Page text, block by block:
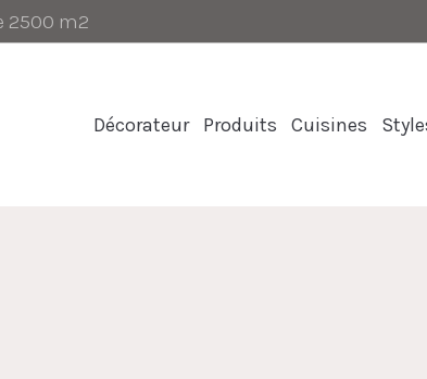
2500 m2
Décorateur Produits Cuisines